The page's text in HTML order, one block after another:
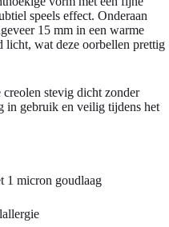
speels effect. Onderaan
15 mm in een warme
licht, wat deze oorbellen prettig
stevig dicht zonder
in gebruik en veilig tijdens het
1 micron goudlaag